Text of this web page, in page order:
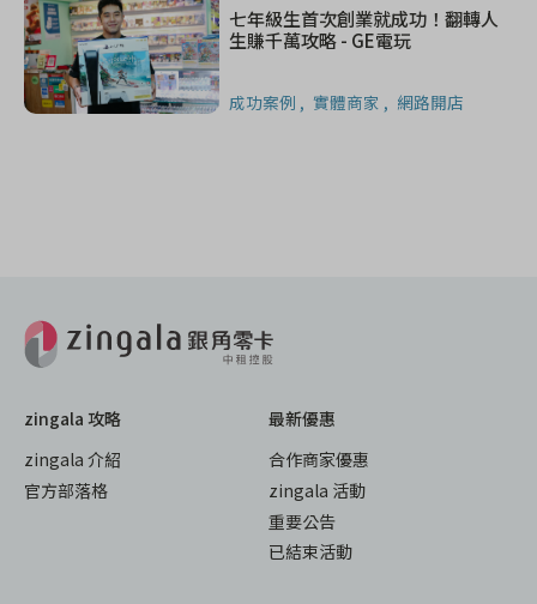
七年級生首次創業就成功！翻轉人
生賺千萬攻略 - GE電玩
成功案例 實體商家 網路開店
zingala 攻略
zingala 介紹
官方部落格
最新優惠
合作商家優惠
zingala 活動
重要公告
已結束活動